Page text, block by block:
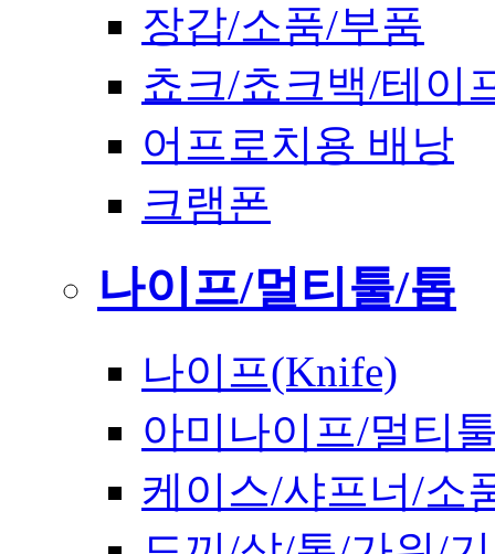
장갑/소품/부품
쵸크/쵸크백/테이
어프로치용 배낭
크램폰
나이프/멀티툴/톱
나이프(Knife)
아미나이프/멀티
케이스/샤프너/소